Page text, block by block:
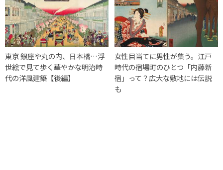
東京 銀座や丸の内、日本橋…浮
世絵で見て歩く華やかな明治時
代の洋風建築【後編】
女性目当てに男性が集う。江戸
時代の宿場町のひとつ「内藤新
宿」って？広大な敷地には伝説
も